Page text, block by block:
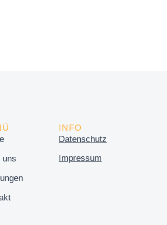
uns
INFO
Datenschutz
Impressum